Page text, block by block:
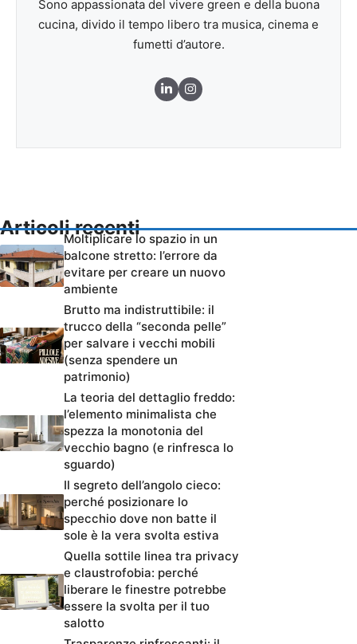
Sono appassionata del vivere green e della buona
cucina, divido il tempo libero tra musica, cinema e
fumetti d’autore.
Articoli recenti
Moltiplicare lo spazio in un
balcone stretto: l’errore da
evitare per creare un nuovo
ambiente
Brutto ma indistruttibile: il
trucco della “seconda pelle”
per salvare i vecchi mobili
(senza spendere un
patrimonio)
La teoria del dettaglio freddo:
l’elemento minimalista che
spezza la monotonia del
vecchio bagno (e rinfresca lo
sguardo)
Il segreto dell’angolo cieco:
perché posizionare lo
specchio dove non batte il
sole è la vera svolta estiva
Quella sottile linea tra privacy
e claustrofobia: perché
liberare le finestre potrebbe
essere la svolta per il tuo
salotto